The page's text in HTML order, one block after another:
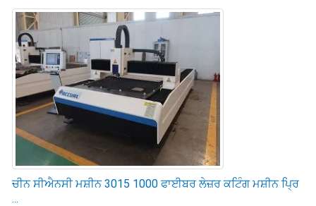
ਚੀਨ ਸੀਐਨਸੀ ਮਸ਼ੀਨ 3015 1000 ਫਾਈਬਰ ਲੇਜ਼ਰ ਕਟਿੰਗ ਮਸ਼ੀਨ ਪ੍ਰਿ
...